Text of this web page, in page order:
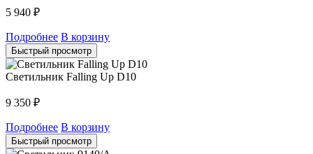
5 940 ₽
Подробнее В корзину
Быстрый просмотр
Светильник Falling Up D10
9 350 ₽
Подробнее В корзину
Быстрый просмотр